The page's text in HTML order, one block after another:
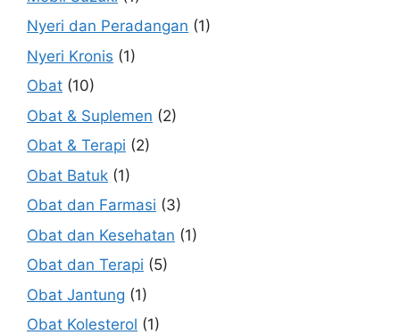
Nyeri dan Peradangan (1)
Nyeri Kronis (1)
Obat (10)
Obat & Suplemen (2)
Obat & Terapi (2)
Obat Batuk (1)
Obat dan Farmasi (3)
Obat dan Kesehatan (1)
Obat dan Terapi (5)
Obat Jantung (1)
Obat Kolesterol (1)